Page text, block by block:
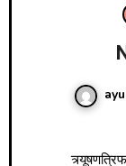
त्र्यूषणत्रिफलामुस्तविडङ्गचित्रकाः समाः । नवायोरजसो